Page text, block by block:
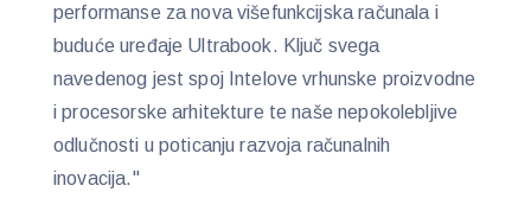
performanse za nova višefunkcijska računala i
buduće uređaje Ultrabook. Ključ svega
navedenog jest spoj Intelove vrhunske proizvodne
i procesorske arhitekture te naše nepokolebljive
odlučnosti u poticanju razvoja računalnih
inovacija."